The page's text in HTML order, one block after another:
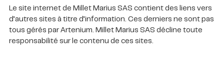
Le site internet de Millet Marius SAS contient des liens vers
d’autres sites à titre d’information. Ces derniers ne sont pas
tous gérés par Artenium. Millet Marius SAS décline toute
responsabilité sur le contenu de ces sites.